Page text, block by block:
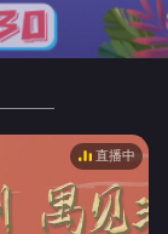
直播中